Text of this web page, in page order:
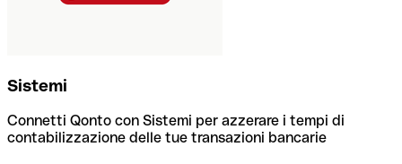
Sistemi
Connetti Qonto con Sistemi per azzerare i tempi di
contabilizzazione delle tue transazioni bancarie